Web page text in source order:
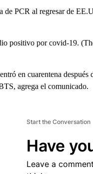
de PCR al regresar de
positivo por covid-19.
en cuarentena
agrega el comunicado.
Start the Conversation
Have
Leave a